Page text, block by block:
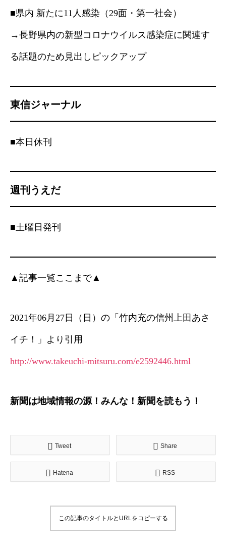
■県内 新たに11人感染（29面・第一社会）
→長野県内の新型コロナウイルス感染症に関連す
る話題のため見出しピックアップ
東信ジャーナル
■本日休刊
週刊うえだ
■土曜日発刊
▲記事一覧ここまで▲
2021年06月27日（日）の「竹内充の信州上田あさ
イチ！」より引用
http://www.takeuchi-mitsuru.com/e2592446.html
新聞は地域情報の源！みんな！新聞を読もう！
Tweet Share
Hatena RSS
この記事のタイトルとURLをコピーする